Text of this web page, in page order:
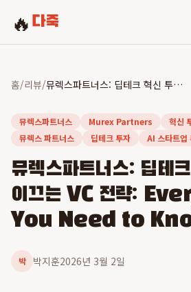
🔥 다죽
홈/리뷰/ 뮤렉스파트너스: 딥테크 혁신 투자를 이끄는 VC 전략: Everything You Need to Know
뮤렉스파트너스 Murex Partners 혁신
뮤렉스 파트너스
딥테크 투자 AI 스타트업
뮤렉스파트너스: 딥테
이끄는 VC 전략:
You Need to
박 박지훈2026년 3월 2일